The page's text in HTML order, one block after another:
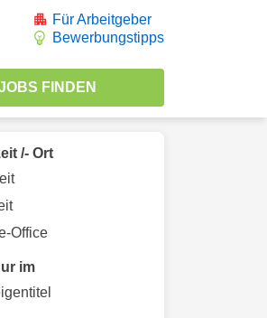
Für Arbeitgeber
Bewerbungstipps
/- Ort
Office
im